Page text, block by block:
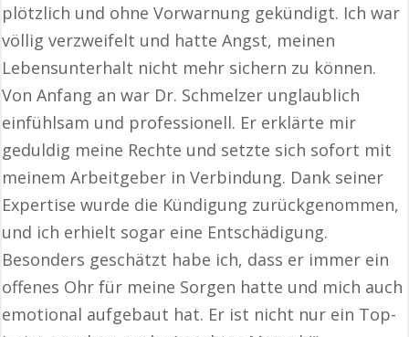
plötzlich und ohne Vorwarnung gekündigt. Ich war
völlig verzweifelt und hatte Angst, meinen
Lebensunterhalt nicht mehr sichern zu können.
Von Anfang an war Dr. Schmelzer unglaublich
einfühlsam und professionell. Er erklärte mir
geduldig meine Rechte und setzte sich sofort mit
meinem Arbeitgeber in Verbindung. Dank seiner
Expertise wurde die Kündigung zurückgenommen,
und ich erhielt sogar eine Entschädigung.
Besonders geschätzt habe ich, dass er immer ein
offenes Ohr für meine Sorgen hatte und mich auch
emotional aufgebaut hat. Er ist nicht nur ein Top-